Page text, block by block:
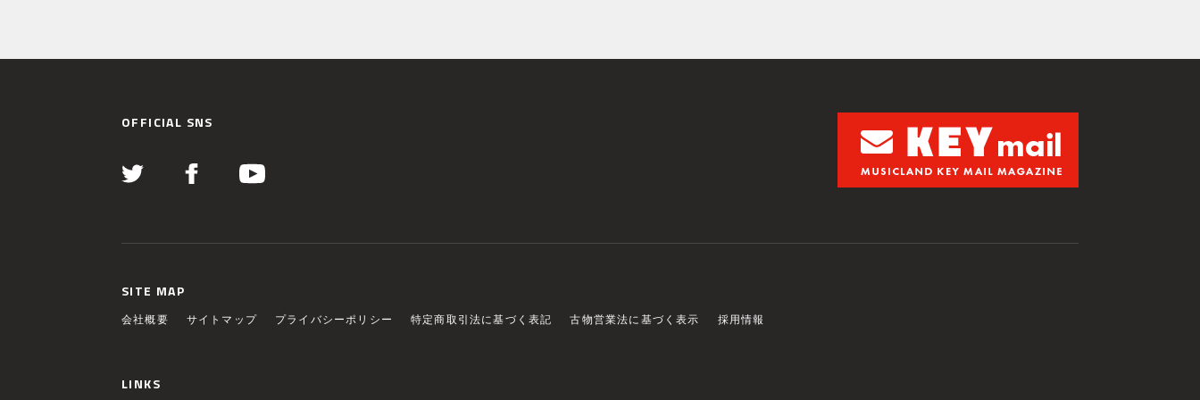
OFFICIAL SNS
SITE MAP
会社概要 サイトマップ プライバシーポリシー 特定商取引法に基づく表記 古物営業法に基づく表示 採用情報
LINKS